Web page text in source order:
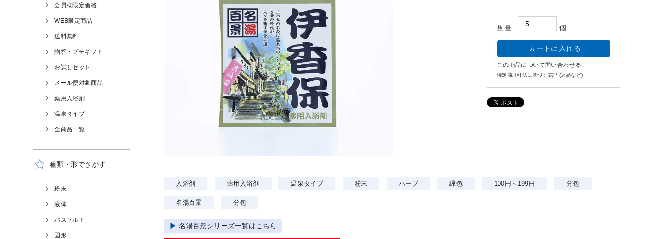
会員様限定価格
WEB限定商品
送料無料
贈答・プチギフト
お試しセット
メール便対象商品
薬用入浴剤
温泉タイプ
全商品一覧
種類・形でさがす
粉末
液体
バスソルト
固形
数量 個
この商品について問い合わせる
特定商取引法に基づく表記 (返品など)
入浴剤 薬用入浴剤 温泉タイプ 粉末 ハーブ 緑色 100円～199円 分包
名湯百景 分包
名湯百景シリーズ一覧はこちら